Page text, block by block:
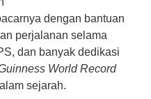
dengan bantuan
perjalanan selama
dan banyak dedikasi
World Record
sejarah.